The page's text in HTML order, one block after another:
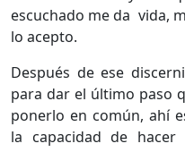
escuchado me da vida,
lo acepto.
Después de ese
para dar el último paso
ponerlo en común, ahí
la capacidad de